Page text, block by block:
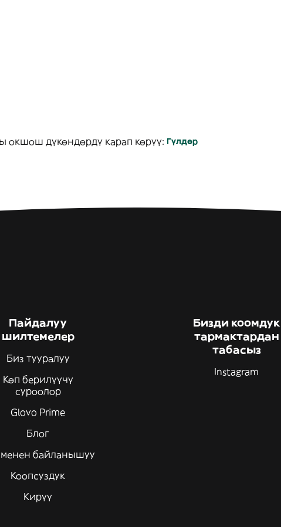
окшош дүкөндөрдү карап көрүү: Гүлдөр
Пайдалуу
шилтемелер
Биз тууралуу
Көп берилүүчү
суроолор
Glovo Prime
Блог
байланышуу
Коопсуздук
Кирүү
Бизди коомдук
тармактардан
табасыз
Instagram